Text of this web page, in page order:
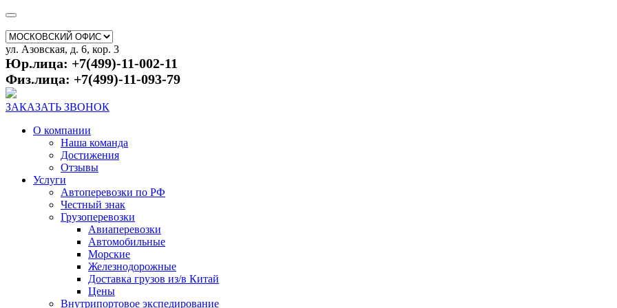
ул. Азовская, д. 6, кор. 3
Юр.лица: +7(499)-11-002-11
Физ.лица: +7(499)-11-093-79
ЗАКАЗАТЬ ЗВОНОК
О компании
Наша команда
Достижения
Отзывы
Услуги
Автоперевозки по РФ
Честный знак
Грузоперевозки
Авиаперевозки
Автомобильные
Морские
Железнодорожные
Доставка грузов из/в Китай
Цены
Внутрипортовое экспедирование